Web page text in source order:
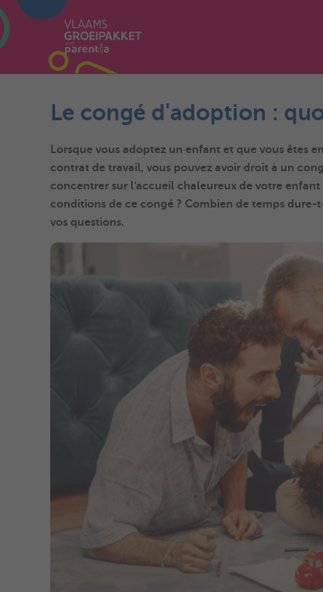
Le congé d'adoption :
Lorsque vous adoptez un enfant et que vous êtes
contrat de travail, vous pouvez avoir droit à un
concentrer sur l'accueil chaleureux de votre enfant
conditions de ce congé ? Combien de temps
vos questions.